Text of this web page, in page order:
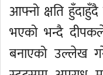
आफ्नो क्षति
भएको भन्दै
बनाएको उल्लेख